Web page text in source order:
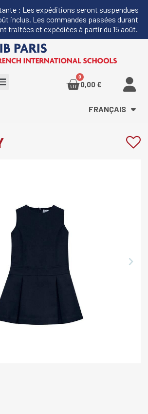
: Les expéditions seront suspendues
inclus. Les commandes passées durant
traitées et expédiées à partir du 15 août.
0,00 €
FRANÇAIS